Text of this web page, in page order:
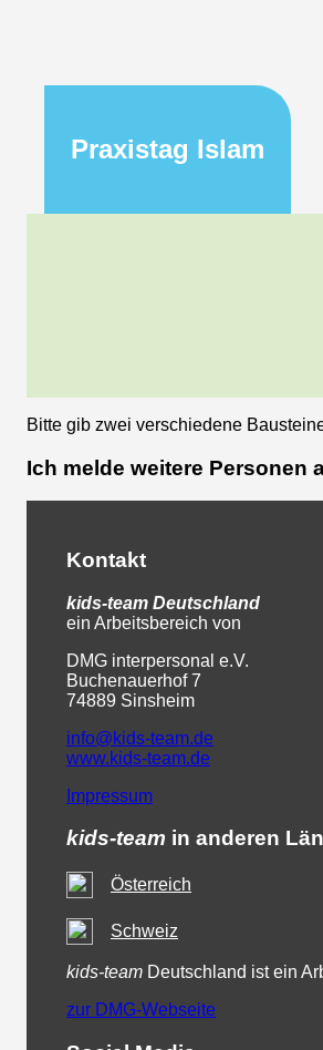
Praxistag Islam
Bitte gib zwei verschiedene
Ich melde weitere Personen
Kontakt
kids-team Deutschland
ein Arbeitsbereich von
DMG interpersonal e.V.
Buchenauerhof 7
74889 Sinsheim
info@kids-team.de
www.kids-team.de
Impressum
kids-team in anderen
Österreich
Schweiz
kids-team Deutschland ist ein
zur DMG-Webseite